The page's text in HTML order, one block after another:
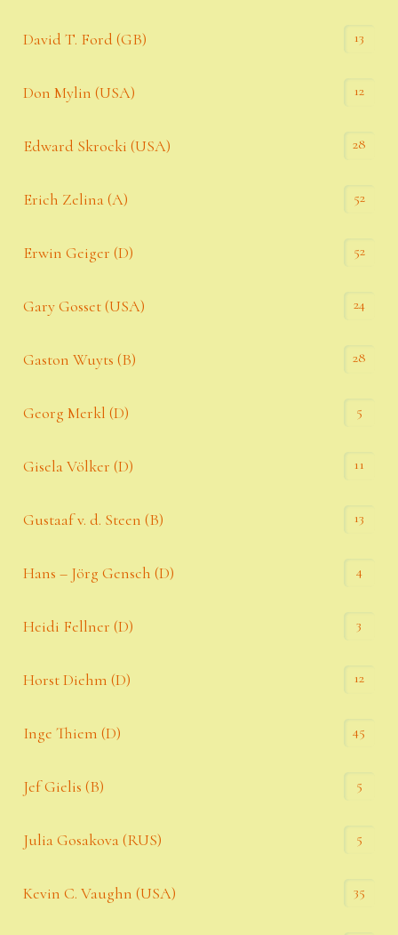
David T. Ford (GB) 13
Don Mylin (USA) 12
Edward Skrocki (USA) 28
Erich Zelina (A) 52
Erwin Geiger (D) 52
Gary Gosset (USA) 24
Gaston Wuyts (B) 28
Georg Merkl (D) 5
Gisela Völker (D) 11
Gustaaf v. d. Steen (B) 13
Hans – Jörg Gensch (D) 4
Heidi Fellner (D) 3
Horst Diehm (D) 12
Inge Thiem (D) 45
Jef Gielis (B) 5
Julia Gosakova (RUS) 5
Kevin C. Vaughn (USA) 35